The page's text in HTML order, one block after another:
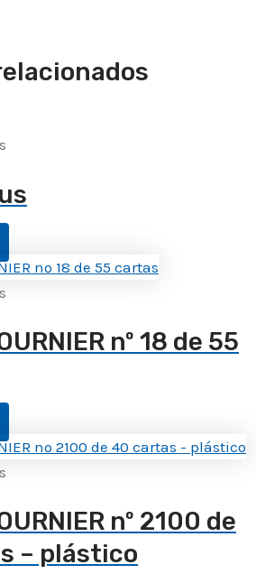
nº 18 de 55
nº 2100 de
– plástico